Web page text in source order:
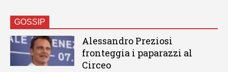
GOSSIP
Alessandro Preziosi
fronteggia i paparazzi al
Circeo